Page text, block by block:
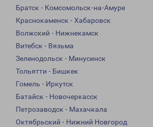
Братск - Комсомольск-на-Амуре
Краснокаменск - Хабаровск
Волжский - Нижнекамск
Витебск - Вязьма
Зеленодольск - Минусинск
Тольятти - Бишкек
Гомель - Иркутск
Батайск - Новочеркасск
Петрозаводск - Махачкала
Октябрьский - Нижний Новгород